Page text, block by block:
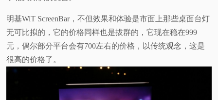
明基WiT ScreenBar，不但效果和体验是市面上那些桌面台灯
无可比拟的，它的价格同样也是拔群的，它现在稳在999
元，偶尔部分平台会有700左右的价格，以传统观念，这是
很高的价格了。